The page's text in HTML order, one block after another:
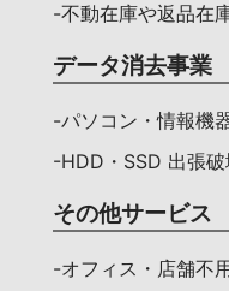
-不動在庫や返品在
データ消去事業
-パソコン・情報機
-HDD・SSD 出張
その他サービス
-オフィス・店舗不